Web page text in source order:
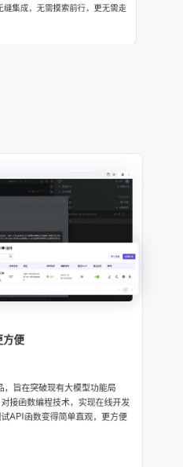
缝集成，无需摸索前行，更无需走
方便
，旨在突破现有大模型功能局
接函数编程技术，实现在线开发
API函数变得简单直观，更方便